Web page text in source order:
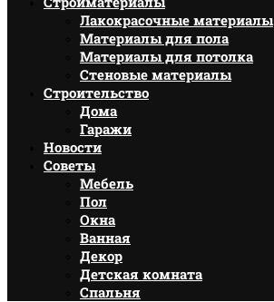
Лакокрасочные материалы
Материалы для пола
Материалы для потолка
Стеновые материалы
Строительство
Дома
Гаражи
Новости
Советы
Мебель
Пол
Окна
Ванная
Декор
Детская комната
Спальня